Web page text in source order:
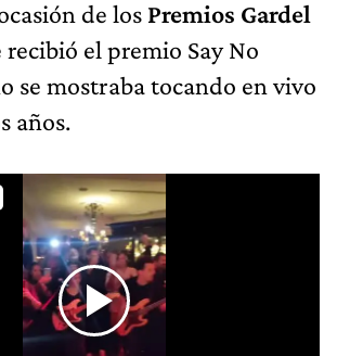
de los Premios Gardel
recibió el premio Say No
se mostraba tocando en vivo
años.